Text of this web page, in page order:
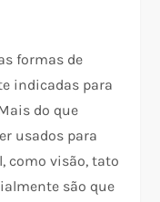
formas de
indicadas para
do que
usados para
como visão, tato
são que